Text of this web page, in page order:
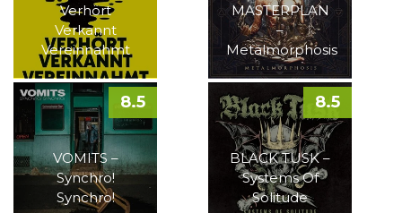
Verhört
Verkannt
Vereinnahmt
MASTERPLAN
–
Metalmorphosis
VOMITS –
Synchro!
Synchro!
8.5
BLACK TUSK –
Systems Of
Solitude
8.5